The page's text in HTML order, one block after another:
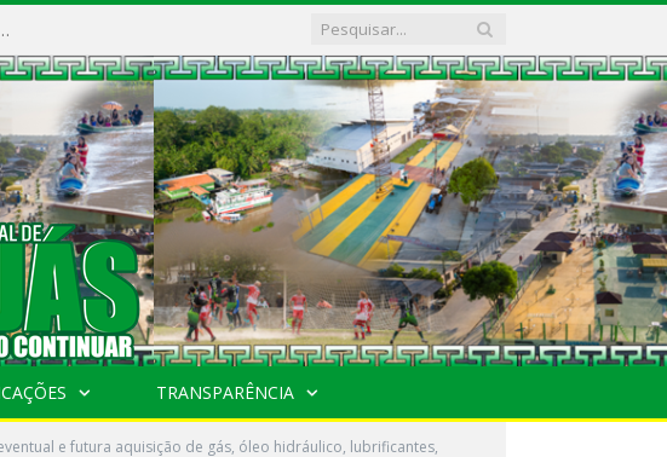
CAPS e fortalecem a saúde pública em Anajás.
TRANSPARÊNCIA
eventual e futura aquisição de gás, óleo hidráulico, lubrificantes,